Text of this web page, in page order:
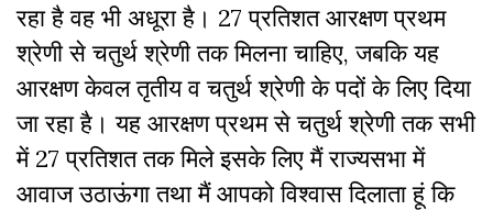
रहा है वह भी अधूरा है। 27 प्रतिशत आरक्षण प्रथम
श्रेणी से चतुर्थ श्रेणी तक मिलना चाहिए, जबकि यह
आरक्षण केवल तृतीय व चतुर्थ श्रेणी के पदों के लिए दिया
जा रहा है। यह आरक्षण प्रथम से चतुर्थ श्रेणी तक सभी
में 27 प्रतिशत तक मिले इसके लिए मैं राज्यसभा में
आवाज उठाऊंगा तथा मैं आपको विश्वास दिलाता हूं कि